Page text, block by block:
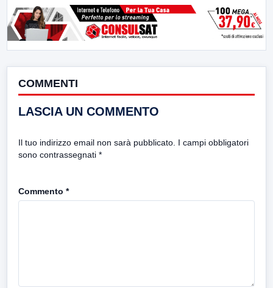
COMMENTI
LASCIA UN COMMENTO
Il tuo indirizzo email non sarà pubblicato. I campi obbligatori
sono contrassegnati *
Commento *